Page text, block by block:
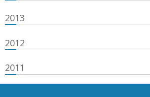
2013
2012
2011